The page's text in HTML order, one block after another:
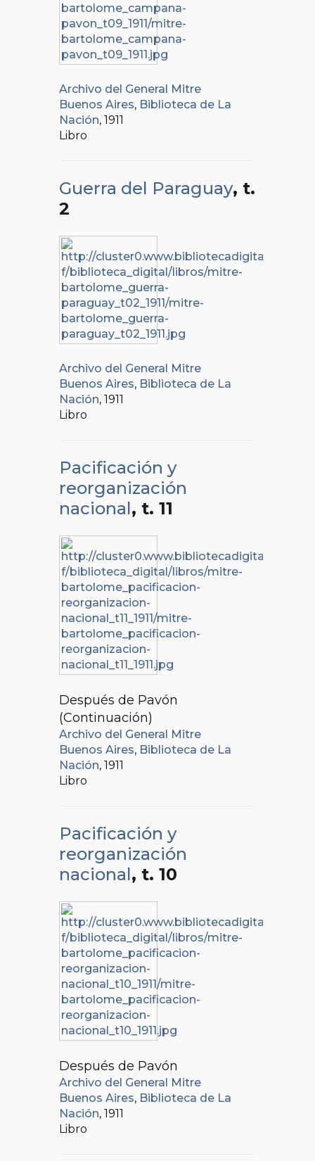
Archivo del General Mitre
Buenos Aires, Biblioteca de La
Nación, 1911
Libro
Guerra del Paraguay, t.
2
Archivo del General Mitre
Buenos Aires, Biblioteca de La
Nación, 1911
Libro
Pacificación y
reorganización
nacional, t. 11
Después de Pavón
(Continuación)
Archivo del General Mitre
Buenos Aires, Biblioteca de La
Nación, 1911
Libro
Pacificación y
reorganización
nacional, t. 10
Después de Pavón
Archivo del General Mitre
Buenos Aires, Biblioteca de La
Nación, 1911
Libro